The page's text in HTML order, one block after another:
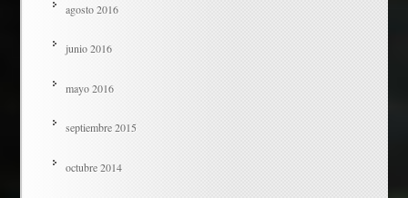
agosto 2016
junio 2016
mayo 2016
septiembre 2015
octubre 2014